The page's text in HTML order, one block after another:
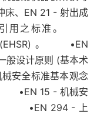
、EN 21 - 射出成
引用之标准。
(EHSR) 。 •EN
般设计原则 (基本术
安全标准基本观念
•EN 15 - 机械安
。 •EN 294 - 上